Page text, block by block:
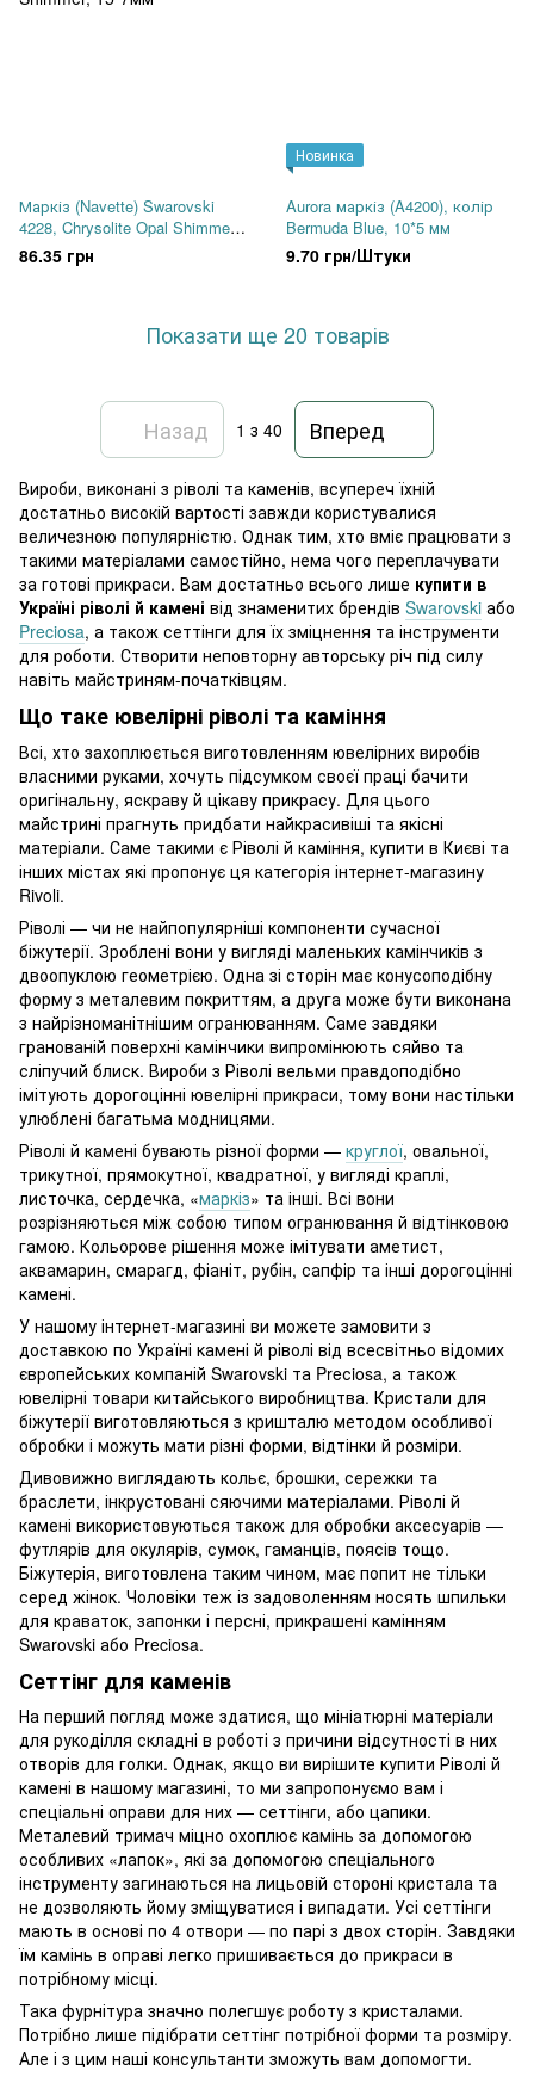
Маркіз (Navette) Swarovski
4228, Chrysolite Opal Shimmer,
15*7мм
86.35 грн
Новинка
Aurora маркіз (A4200), колір
Bermuda Blue, 10*5 мм
9.70 грн/Штуки
Показати ще 20 товарів
Назад 1 з 40 Вперед
Вироби, виконані з ріволі та каменів, всупереч їхній
достатньо високій вартості завжди користувалися
величезною популярністю. Однак тим, хто вміє працювати з
такими матеріалами самостійно, нема чого переплачувати
за готові прикраси. Вам достатньо всього лише купити в
Україні ріволі й камені від знаменитих брендів Swarovski або
Preciosa, а також сеттінги для їх зміцнення та інструменти
для роботи. Створити неповторну авторську річ під силу
навіть майстриням-початківцям.
Що таке ювелірні ріволі та каміння
Всі, хто захоплюється виготовленням ювелірних виробів
власними руками, хочуть підсумком своєї праці бачити
оригінальну, яскраву й цікаву прикрасу. Для цього
майстрині прагнуть придбати найкрасивіші та якісні
матеріали. Саме такими є Ріволі й каміння, купити в Києві та
інших містах які пропонує ця категорія інтернет-магазину
Rivoli.
Ріволі — чи не найпопулярніші компоненти сучасної
біжутерії. Зроблені вони у вигляді маленьких камінчиків з
двоопуклою геометрією. Одна зі сторін має конусоподібну
форму з металевим покриттям, а друга може бути виконана
з найрізноманітнішим огранюванням. Саме завдяки
гранованій поверхні камінчики випромінюють сяйво та
сліпучий блиск. Вироби з Ріволі вельми правдоподібно
імітують дорогоцінні ювелірні прикраси, тому вони настільки
улюблені багатьма модницями.
Ріволі й камені бувають різної форми — круглої, овальної,
трикутної, прямокутної, квадратної, у вигляді краплі,
листочка, сердечка, «маркіз» та інші. Всі вони
розрізняються між собою типом огранювання й відтінковою
гамою. Кольорове рішення може імітувати аметист,
аквамарин, смарагд, фіаніт, рубін, сапфір та інші дорогоцінні
камені.
У нашому інтернет-магазині ви можете замовити з
доставкою по Україні камені й ріволі від всесвітньо відомих
європейських компаній Swarovski та Preсiosa, а також
ювелірні товари китайського виробництва. Кристали для
біжутерії виготовляються з кришталю методом особливої
обробки і можуть мати різні форми, відтінки й розміри.
Дивовижно виглядають кольє, брошки, сережки та
браслети, інкрустовані сяючими матеріалами. Ріволі й
камені використовуються також для обробки аксесуарів —
футлярів для окулярів, сумок, гаманців, поясів тощо.
Біжутерія, виготовлена таким чином, має попит не тільки
серед жінок. Чоловіки теж із задоволенням носять шпильки
для краваток, запонки і персні, прикрашені камінням
Swarovski або Preciosa.
Сеттінг для каменів
На перший погляд може здатися, що мініатюрні матеріали
для рукоділля складні в роботі з причини відсутності в них
отворів для голки. Однак, якщо ви вирішите купити Ріволі й
камені в нашому магазині, то ми запропонуємо вам і
спеціальні оправи для них — сеттінги, або цапики.
Металевий тримач міцно охоплює камінь за допомогою
особливих «лапок», які за допомогою спеціального
інструменту загинаються на лицьовій стороні кристала та
не дозволяють йому зміщуватися і випадати. Усі сеттінги
мають в основі по 4 отвори — по парі з двох сторін. Завдяки
їм камінь в оправі легко пришивається до прикраси в
потрібному місці.
Така фурнітура значно полегшує роботу з кристалами.
Потрібно лише підібрати сеттінг потрібної форми та розміру.
Але і з цим наші консультанти зможуть вам допомогти.